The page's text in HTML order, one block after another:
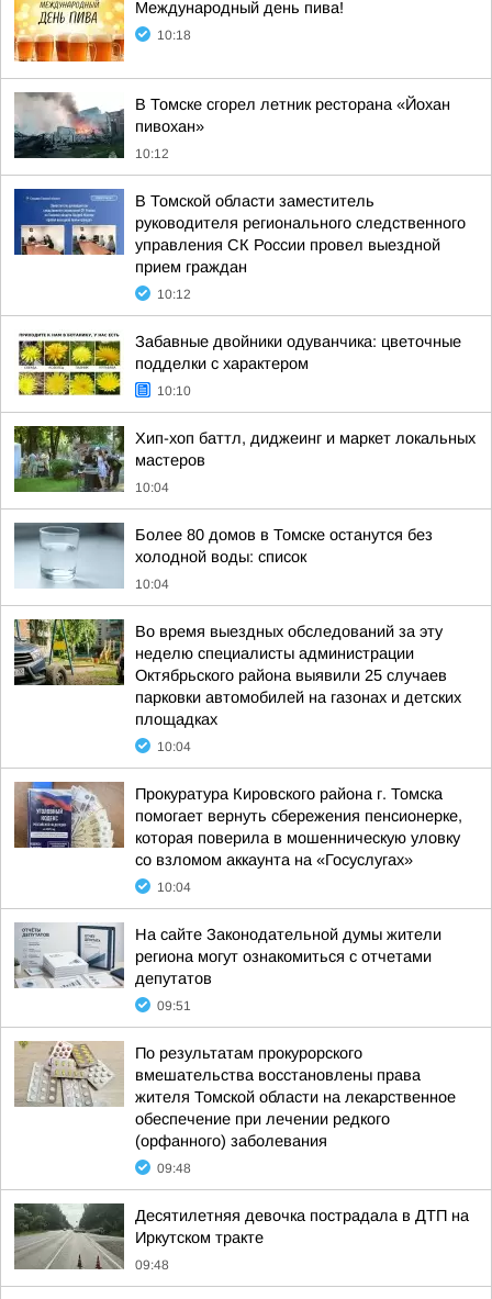
Международный день пива!
10:18
В Томске сгорел летник ресторана «Йохан
пивохан»
10:12
В Томской области заместитель
руководителя регионального следственного
управления СК России провел выездной
прием граждан
10:12
Забавные двойники одуванчика: цветочные
подделки с характером
10:10
Хип-хоп баттл, диджеинг и маркет локальных
мастеров
10:04
Более 80 домов в Томске останутся без
холодной воды: список
10:04
Во время выездных обследований за эту
неделю специалисты администрации
Октябрьского района выявили 25 случаев
парковки автомобилей на газонах и детских
площадках
10:04
Прокуратура Кировского района г. Томска
помогает вернуть сбережения пенсионерке,
которая поверила в мошенническую уловку
со взломом аккаунта на «Госуслугах»
10:04
На сайте Законодательной думы жители
региона могут ознакомиться с отчетами
депутатов
09:51
По результатам прокурорского
вмешательства восстановлены права
жителя Томской области на лекарственное
обеспечение при лечении редкого
(орфанного) заболевания
09:48
Десятилетняя девочка пострадала в ДТП на
Иркутском тракте
09:48